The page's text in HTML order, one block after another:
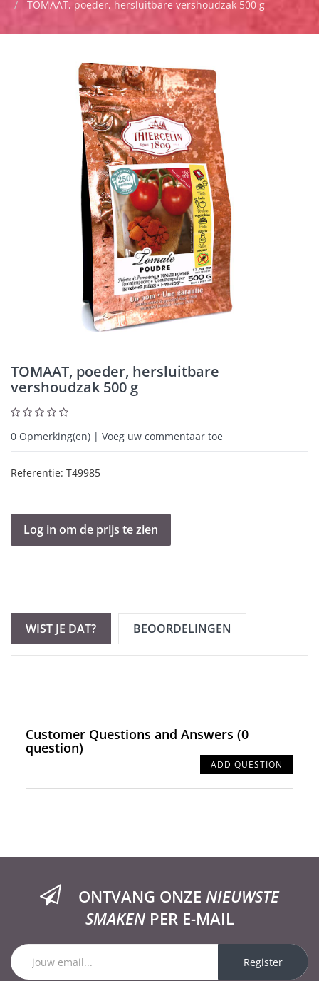
TOMAAT, poeder, hersluitbare vershoudzak 500 g
TOMAAT, poeder, hersluitbare
vershoudzak 500 g
0 Opmerking(en) | Voeg uw commentaar toe
Referentie: T49985
Log in om de prijs te zien
WIST JE DAT? BEOORDELINGEN
Customer Questions and Answers (0
question)
ADD QUESTION
ONTVANG ONZE NIEUWSTE
SMAKENPER E-MAIL
Register